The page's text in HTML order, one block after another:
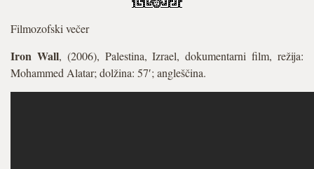
Filmozofski večer
Iron Wall, (2006), Palestina, Izrael, dokumentarni film, režija:
Mohammed Alatar; dolžina: 57′; angleščina.